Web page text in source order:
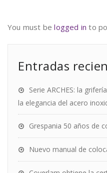
You must belogged in to
Entradas
Serie ARCHES: la
la elegancia del acero
Grespania 50 años de
Nuevo manual de